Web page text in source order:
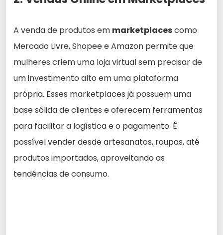
A venda de produtos em marketplacescomo
Mercado Livre, Shopee e Amazon permite que
mulheres criem uma loja virtual sem precisar de
um investimento alto em uma plataforma
própria. Esses marketplaces já possuem uma
base sólida de clientes e oferecem ferramentas
para facilitar a logística e o pagamento. É
possível vender desde artesanatos, roupas, até
produtos importados, aproveitando as
tendências de consumo.